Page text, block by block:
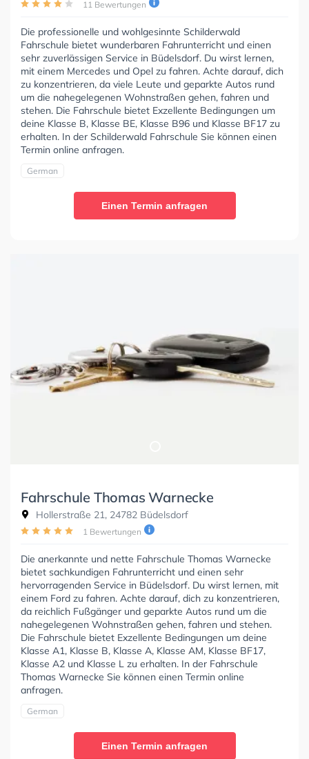
11 Bewertungen
Die professionelle und wohlgesinnte Schilderwald
Fahrschule bietet wunderbaren Fahrunterricht und einen
sehr zuverlässigen Service in Büdelsdorf. Du wirst lernen,
mit einem Mercedes und Opel zu fahren. Achte darauf, dich
zu konzentrieren, da viele Leute und geparkte Autos rund
um die nahegelegenen Wohnstraßen gehen, fahren und
stehen. Die Fahrschule bietet Exzellente Bedingungen um
deine Klasse B, Klasse BE, Klasse B96 und Klasse BF17 zu
erhalten. In der Schilderwald Fahrschule Sie können einen
Termin online anfragen.
German
Einen Termin anfragen
Fahrschule Thomas Warnecke
Hollerstraße 21, 24782 Büdelsdorf
1 Bewertungen
Die anerkannte und nette Fahrschule Thomas Warnecke
bietet sachkundigen Fahrunterricht und einen sehr
hervorragenden Service in Büdelsdorf. Du wirst lernen, mit
einem Ford zu fahren. Achte darauf, dich zu konzentrieren,
da reichlich Fußgänger und geparkte Autos rund um die
nahegelegenen Wohnstraßen gehen, fahren und stehen.
Die Fahrschule bietet Exzellente Bedingungen um deine
Klasse A1, Klasse B, Klasse A, Klasse AM, Klasse BF17,
Klasse A2 und Klasse L zu erhalten. In der Fahrschule
Thomas Warnecke Sie können einen Termin online
anfragen.
German
Einen Termin anfragen